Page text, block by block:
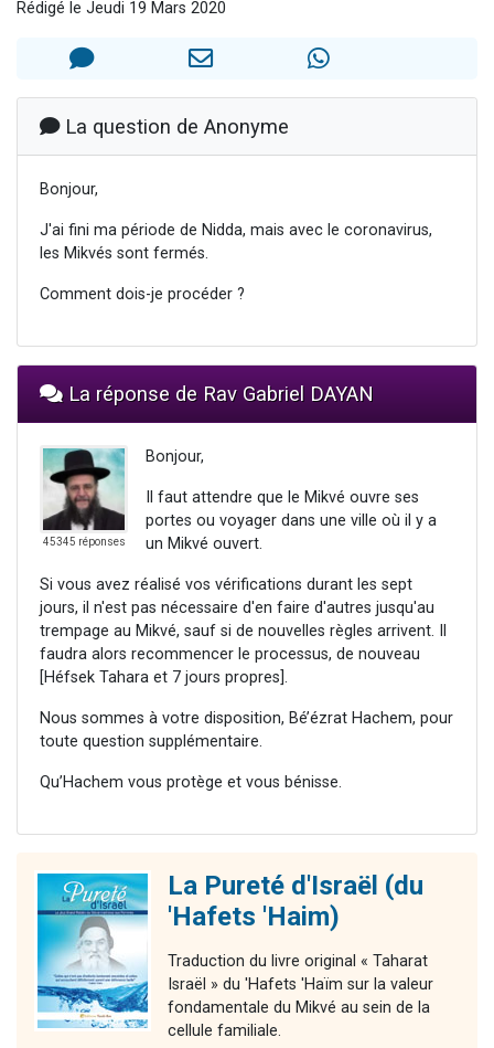
30 personnes viennent de faire un don pour Sauvez la jambe de Yohan
12 nouvelles musiques dans Torah-Box Music
29 personnes viennent de demander une bénédiction
Rédigé le Jeudi 19 Mars 2020
La question de Anonyme
Bonjour,
J'ai fini ma période de Nidda, mais avec le coronavirus,
les Mikvés sont fermés.
Comment dois-je procéder ?
La réponse de Rav Gabriel DAYAN
45345 réponses
Bonjour,
Il faut attendre que le Mikvé ouvre ses
portes ou voyager dans une ville où il y a
un Mikvé ouvert.
Si vous avez réalisé vos vérifications durant les sept
jours, il n'est pas nécessaire d'en faire d'autres jusqu'au
trempage au Mikvé, sauf si de nouvelles règles arrivent. Il
faudra alors recommencer le processus, de nouveau
[Héfsek Tahara et 7 jours propres].
Nous sommes à votre disposition, Bé’ézrat Hachem, pour
toute question supplémentaire.
Qu’Hachem vous protège et vous bénisse.
La Pureté d'Israël (du
'Hafets 'Haim)
Traduction du livre original « Taharat
Israël » du 'Hafets 'Haïm sur la valeur
fondamentale du Mikvé au sein de la
cellule familiale.